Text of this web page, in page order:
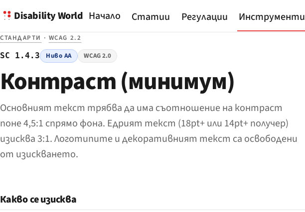
Disability World Начало Статии Регулации Инструменти
СТАНДАРТИ · WCAG 2.2
SC 1.4.3 Ниво AA WCAG 2.0
Контраст (минимум)
Основният текст трябва да има съотношение на контраст
поне 4,5:1 спрямо фона. Едрият текст (18pt+ или 14pt+ получер)
изисква 3:1. Логотипите и декоративният текст са освободени
от изискването.
Какво се изисква